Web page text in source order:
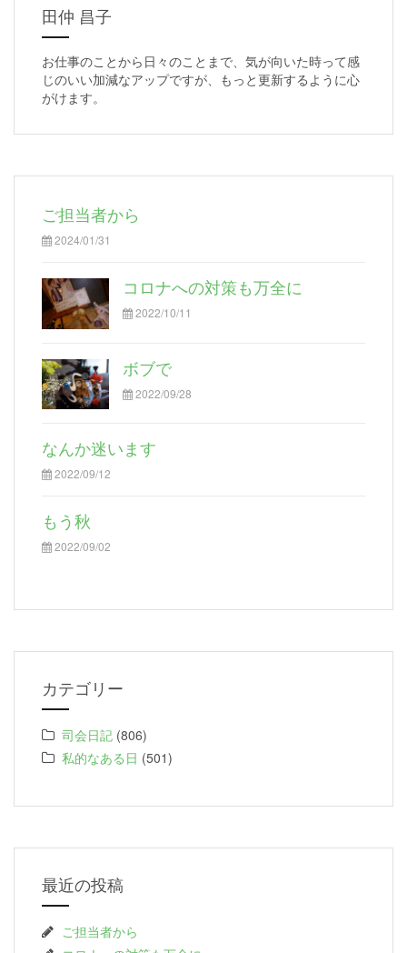
田仲 昌子
お仕事のことから日々のことまで、気が向いた時って感
じのいい加減なアップですが、もっと更新するように心
がけます。
ご担当者から
2024/01/31
コロナへの対策も万全に
2022/10/11
ボブで
2022/09/28
なんか迷います
2022/09/12
もう秋
2022/09/02
カテゴリー
司会日記 (806)
私的なある日 (501)
最近の投稿
ご担当者から